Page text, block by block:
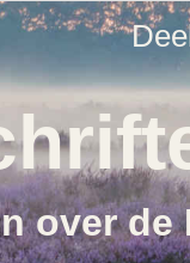
over de